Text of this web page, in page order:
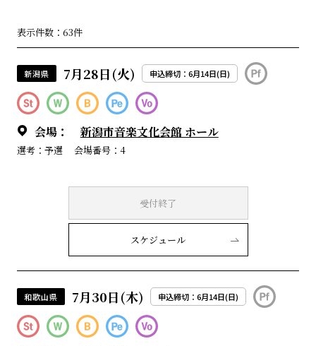
表示件数：63件
新潟県 7月28日(火) 申込締切：6月14日(日)
会場： 新潟市音楽文化会館 ホール
選考：予選 会場番号：4
受付終了
スケジュール
和歌山県 7月30日(木) 申込締切：6月14日(日)